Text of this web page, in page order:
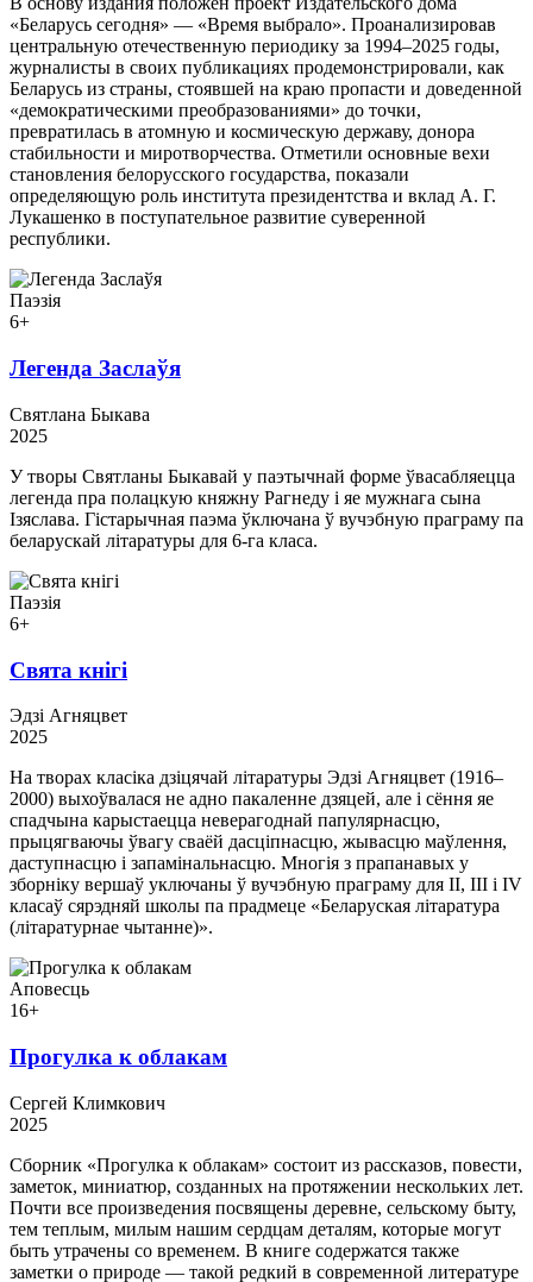
«Беларусь сегодня» — «Время выбрало». Проанализировав
центральную отечественную периодику за 1994–2025 годы,
журналисты в своих публикациях продемонстрировали, как
Беларусь из страны, стоявшей на краю пропасти и доведенной
«демократическими преобразованиями» до точки,
превратилась в атомную и космическую державу, донора
стабильности и миротворчества. Отметили основные вехи
становления белорусского государства, показали
определяющую роль института президентства и вклад А. Г.
Лукашенко в поступательное развитие суверенной
республики.
Паэзія
6+
Легенда Заслаўя
Святлана Быкава
2025
У творы Святланы Быкавай у паэтычнай форме ўвасабляецца
легенда пра полацкую княжну Рагнеду і яе мужнага сына
Ізяслава. Гістарычная паэма ўключана ў вучэбную праграму па
беларускай літаратуры для 6-га класа.
Паэзія
6+
Свята кнігі
Эдзі Агняцвет
2025
На творах класіка дзіцячай літаратуры Эдзі Агняцвет (1916–
2000) выхоўвалася не адно пакаленне дзяцей, але і сёння яе
спадчына карыстаецца неверагоднай папулярнасцю,
прыцягваючы ўвагу сваёй дасціпнасцю, жывасцю маўлення,
даступнасцю і запамінальнасцю. Многія з прапанавых у
зборніку вершаў уключаны ў вучэбную праграму для II, III і IV
класаў сярэдняй школы па прадмеце «Беларуская літаратура
(літаратурнае чытанне)».
Аповесць
16+
Прогулка к облакам
Сергей Климкович
2025
Сборник «Прогулка к облакам» состоит из рассказов, повести,
заметок, миниатюр, созданных на протяжении нескольких лет.
Почти все произведения посвящены деревне, сельскому быту,
тем теплым, милым нашим сердцам деталям, которые могут
быть утрачены со временем. В книге содержатся также
заметки о природе — такой редкий в современной литературе